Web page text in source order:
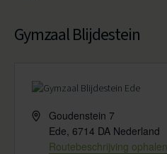
Gymzaal Blijdestein
AdresGoudenstein 7
Ede 6714 DA Nederland
Routebeschrijving ophalen